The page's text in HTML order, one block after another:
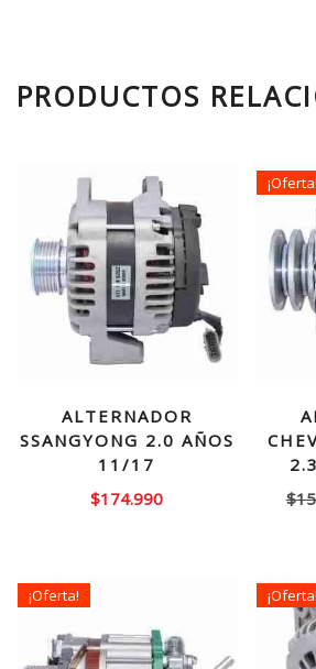
PRODUCTOS
ALTERNADOR
SSANGYONG 2.0 AÑOS
11/17
$174.990
¡Oferta!
$
¡Oferta! ¡Oferta!